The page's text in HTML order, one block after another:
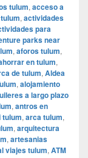
tulum, acceso a
, actividades
para
parks near
, aforos tulum,
en tulum,
de tulum, Aldea
, alojamiento
a largo plazo
, antros en
tulum, arca tulum,
, arquitectura
, artesanias
viajes tulum, ATM